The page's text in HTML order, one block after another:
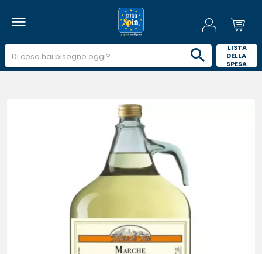
LISTA
DELLA
SPESA